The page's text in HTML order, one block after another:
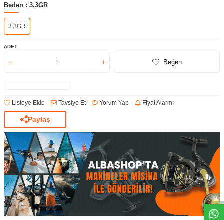
Beden : 3.3GR
3.3GR
ADET
Beğen
Listeye Ekle Tavsiye Et Yorum Yap Fiyat Alarmı
Paylaş